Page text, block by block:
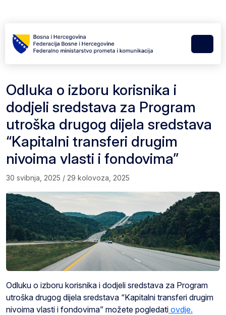
Menu
Odluka o izboru korisnika i
dodjeli sredstava za Program
utroška drugog dijela sredstava
“Kapitalni transferi drugim
nivoima vlasti i fondovima”
30 svibnja, 2025 / 29 kolovoza, 2025
Odluku o izboru korisnika i dodjeli sredstava za Program
utroška drugog dijela sredstava “Kapitalni transferi drugim
nivoima vlasti i fondovima” možete pogledati ovdje.